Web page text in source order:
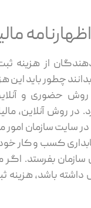
از هزینه‌
و بدانند چطور باید
حضوری و آنلاین
در روش آنلاین،
سایت سازمان امور
کسب ‌و کار
سازمان بفرستد.
باشد، هزینه